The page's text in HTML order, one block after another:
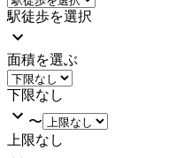
駅徒歩を選択
面積を選ぶ
下限なし
〜
上限なし